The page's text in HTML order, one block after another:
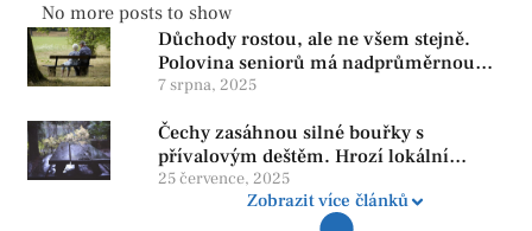
No more posts to show
Důchody rostou, ale ne všem stejně.
Polovina seniorů má nadprůměrnou
penzi, tisíce však žijí pod hranicí
reformy
7 srpna, 2025
Čechy zasáhnou silné bouřky s
přívalovým deštěm. Hrozí lokální
zatopení
25 července, 2025
Zobrazit více článků